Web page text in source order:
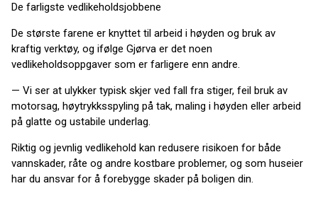
De farligste vedlikeholdsjobbene
De største farene er knyttet til arbeid i høyden og bruk av
kraftig verktøy, og ifølge Gjørva er det noen
vedlikeholdsoppgaver som er farligere enn andre.
— Vi ser at ulykker typisk skjer ved fall fra stiger, feil bruk av
motorsag, høytrykksspyling på tak, maling i høyden eller arbeid
på glatte og ustabile underlag.
Riktig og jevnlig vedlikehold kan redusere risikoen for både
vannskader, råte og andre kostbare problemer, og som huseier
har du ansvar for å forebygge skader på boligen din.